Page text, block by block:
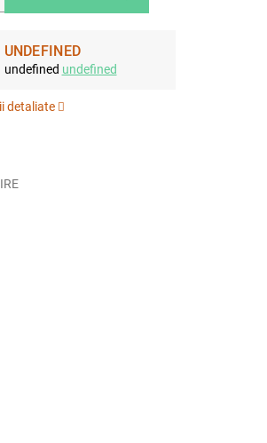
UNDEFINED
undefined undefined
detaliate